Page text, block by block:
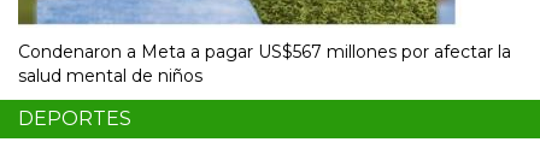
Condenaron a Meta a pagar US$567 millones por afectar la
salud mental de niños
DEPORTES